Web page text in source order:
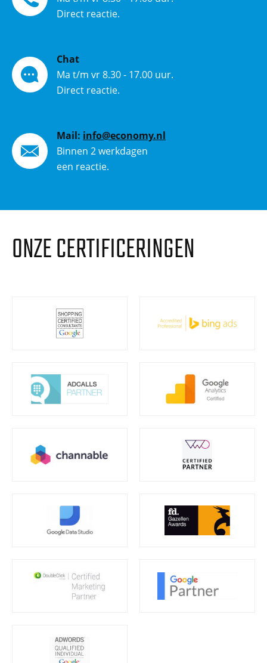
Direct reactie.
Chat
Ma t/m vr 8.30 - 17.00 uur.
Direct reactie.
Mail: info@economy.nl
Binnen 2 werkdagen
een reactie.
ONZE CERTIFICERINGEN